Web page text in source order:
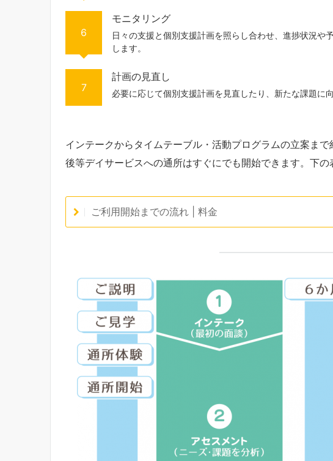
6
モニタリング
日々の支援と個別支援計画を照らし合わせ、進捗状況や
します。
7
計画の見直し
必要に応じて個別支援計画を見直したり、新たな課題に
インテークからタイムテーブル・活動プログラムの立案ま
後等デイサービスへの通所はすぐにでも開始できます。下の
ご利用開始までの流れ | 料金